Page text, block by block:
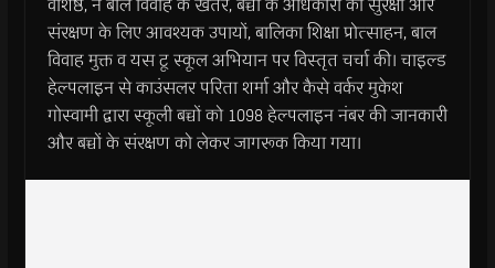
संरक्षण के लिए आवश्यक उपायों, बालिका शिक्षा प्रोत्साहन, बाल
विवाह मुक्त व यस टू स्कूल अभियान पर विस्तृत चर्चा की। चाइल्ड
हेल्पलाइन से काउंसलर परिता शर्मा और कैसे वर्कर मुकेश
गोस्वामी द्वारा स्कूली बच्चों को 1098 हेल्पलाइन नंबर की जानकारी
और बच्चों के संरक्षण को लेकर जागरूक किया गया।